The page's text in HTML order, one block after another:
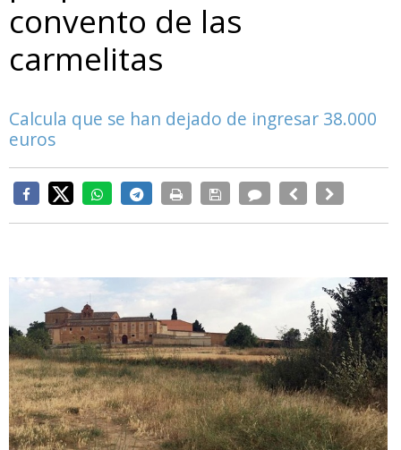
convento de las
carmelitas
Calcula que se han dejado de ingresar 38.000
euros